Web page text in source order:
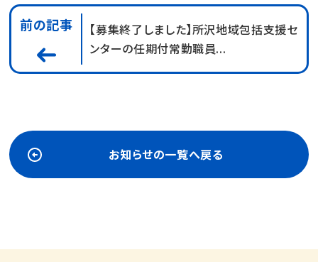
前の記事
【募集終了しました】所沢地域包括支援セ
ンターの任期付常勤職員...
お知らせの一覧へ戻る